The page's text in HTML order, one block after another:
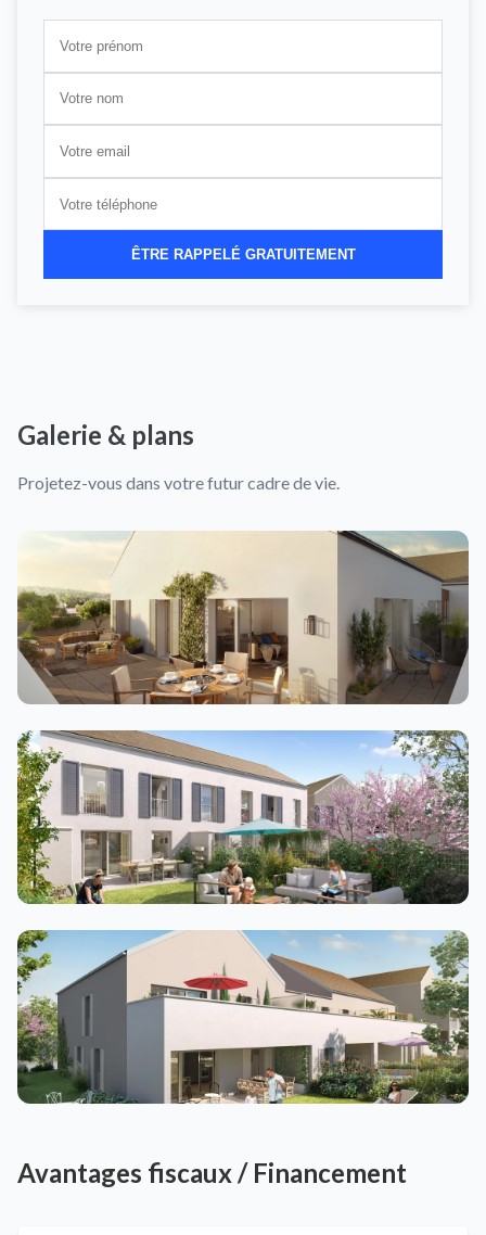
ÊTRE RAPPELÉ GRATUITEMENT
Galerie & plans
Projetez-vous dans votre futur cadre de vie.
Avantages fiscaux / Financement